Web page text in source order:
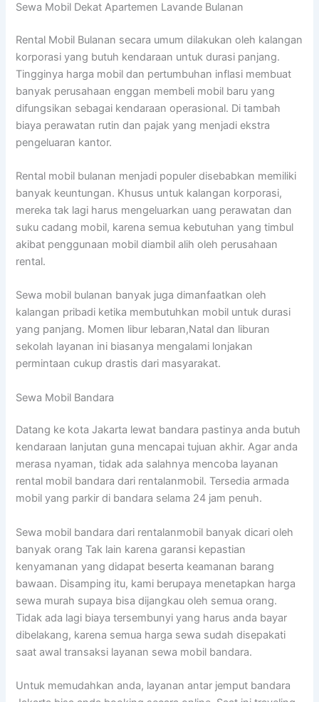
Sewa Mobil Dekat Apartemen Lavande Bulanan
Rental Mobil Bulanan secara umum dilakukan oleh kalangan
korporasi yang butuh kendaraan untuk durasi panjang.
Tingginya harga mobil dan pertumbuhan inflasi membuat
banyak perusahaan enggan membeli mobil baru yang
difungsikan sebagai kendaraan operasional. Di tambah
biaya perawatan rutin dan pajak yang menjadi ekstra
pengeluaran kantor.
Rental mobil bulanan menjadi populer disebabkan memiliki
banyak keuntungan. Khusus untuk kalangan korporasi,
mereka tak lagi harus mengeluarkan uang perawatan dan
suku cadang mobil, karena semua kebutuhan yang timbul
akibat penggunaan mobil diambil alih oleh perusahaan
rental.
Sewa mobil bulanan banyak juga dimanfaatkan oleh
kalangan pribadi ketika membutuhkan mobil untuk durasi
yang panjang. Momen libur lebaran,Natal dan liburan
sekolah layanan ini biasanya mengalami lonjakan
permintaan cukup drastis dari masyarakat.
Sewa Mobil Bandara
Datang ke kota Jakarta lewat bandara pastinya anda butuh
kendaraan lanjutan guna mencapai tujuan akhir. Agar anda
merasa nyaman, tidak ada salahnya mencoba layanan
rental mobil bandara dari rentalanmobil. Tersedia armada
mobil yang parkir di bandara selama 24 jam penuh.
Sewa mobil bandara dari rentalanmobil banyak dicari oleh
banyak orang Tak lain karena garansi kepastian
kenyamanan yang didapat beserta keamanan barang
bawaan. Disamping itu, kami berupaya menetapkan harga
sewa murah supaya bisa dijangkau oleh semua orang.
Tidak ada lagi biaya tersembunyi yang harus anda bayar
dibelakang, karena semua harga sewa sudah disepakati
saat awal transaksi layanan sewa mobil bandara.
Untuk memudahkan anda, layanan antar jemput bandara